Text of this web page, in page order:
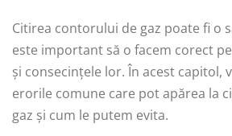
Citirea contorului de gaz poate fi o
este important să o facem corect
și consecințele lor. În acest capitol,
erorile comune care pot apărea la
gaz și cum le putem evita.